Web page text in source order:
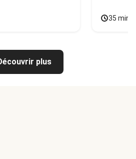
35
plus